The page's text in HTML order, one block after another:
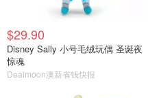
$29.90
Disney Sally 小号毛绒玩偶 圣诞夜
惊魂
Dealmoon澳新省钱快报